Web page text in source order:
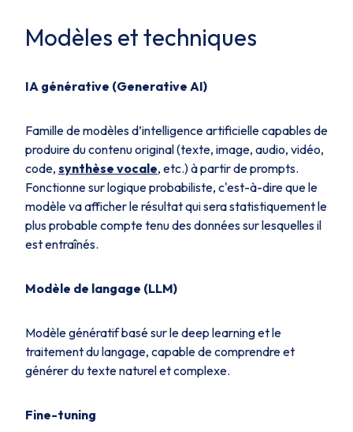
Modèles et techniques
IA générative (Generative AI)
Famille de modèles d’intelligence artificielle capables de
produire du contenu original (texte, image, audio, vidéo,
code, synthèse vocale, etc.) à partir de prompts.
Fonctionne sur logique probabiliste, c'est-à-dire que le
modèle va afficher le résultat qui sera statistiquement le
plus probable compte tenu des données sur lesquelles il
est entraînés.
Modèle de langage (LLM)
Modèle génératif basé sur le deep learning et le
traitement du langage, capable de comprendre et
générer du texte naturel et complexe.
Fine-tuning